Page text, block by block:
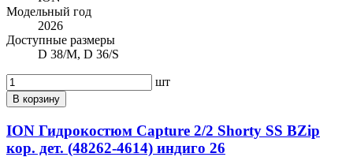
Модельный год
2026
Доступные размеры
D 38/M, D 36/S
шт
В корзину
ION Гидрокостюм Capture 2/2 Shorty SS BZip
кор. дет. (48262-4614) индиго 26